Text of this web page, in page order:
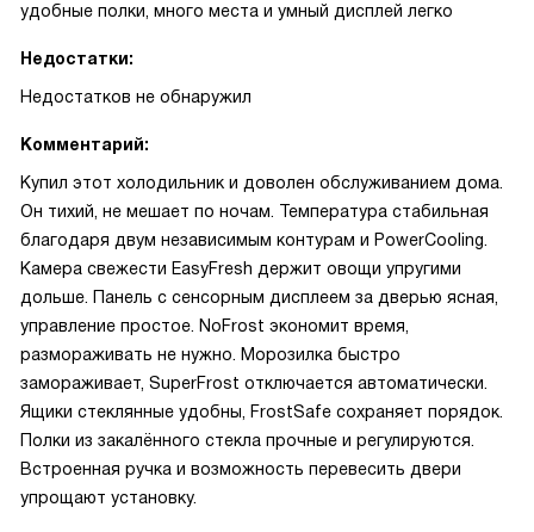
удобные полки, много места и умный дисплей легко
Недостатки:
Недостатков не обнаружил
Комментарий:
Купил этот холодильник и доволен обслуживанием дома.
Он тихий, не мешает по ночам. Температура стабильная
благодаря двум независимым контурам и PowerCooling.
Камера свежести EasyFresh держит овощи упругими
дольше. Панель с сенсорным дисплеем за дверью ясная,
управление простое. NoFrost экономит время,
размораживать не нужно. Морозилка быстро
замораживает, SuperFrost отключается автоматически.
Ящики стеклянные удобны, FrostSafe сохраняет порядок.
Полки из закалённого стекла прочные и регулируются.
Встроенная ручка и возможность перевесить двери
упрощают установку.